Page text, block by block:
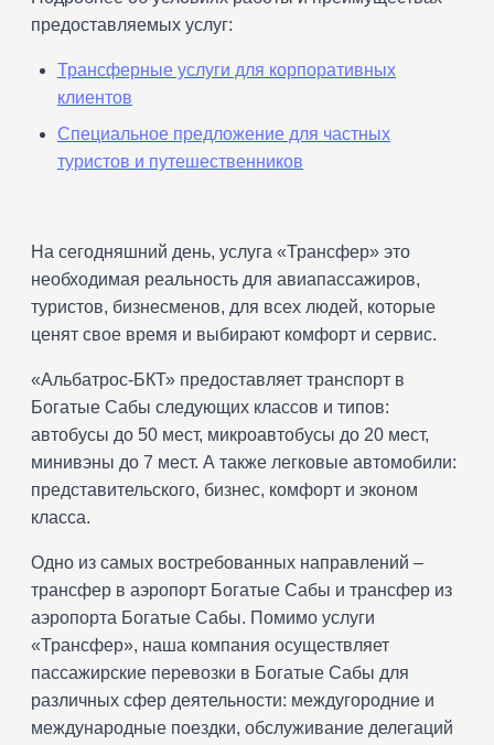
предоставляемых услуг:
Трансферные услуги для корпоративных
клиентов
Специальное предложение для частных
туристов и путешественников
На сегодняшний день, услуга «Трансфер» это
необходимая реальность для авиапассажиров,
туристов, бизнесменов, для всех людей, которые
ценят свое время и выбирают комфорт и сервис.
«Альбатрос-БКТ» предоставляет транспорт в
Богатые Сабы следующих классов и типов:
автобусы до 50 мест, микроавтобусы до 20 мест,
минивэны до 7 мест. А также легковые автомобили:
представительского, бизнес, комфорт и эконом
класса.
Одно из самых востребованных направлений –
трансфер в аэропорт Богатые Сабы и трансфер из
аэропорта Богатые Сабы. Помимо услуги
«Трансфер», наша компания осуществляет
пассажирские перевозки в Богатые Сабы для
различных сфер деятельности: междугородние и
международные поездки, обслуживание делегаций